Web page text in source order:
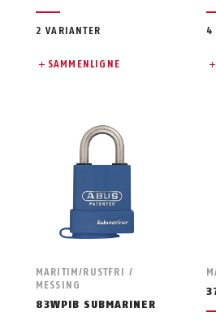
2 VARIANTER
SAMMENLIGNE
4
MARITIM/RUSTFRI /
MESSING
83WPIB SUBMARINER